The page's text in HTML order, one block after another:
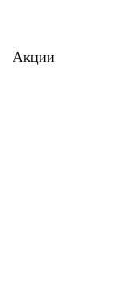
Акции